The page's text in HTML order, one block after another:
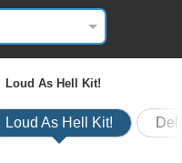
Loud As Hell Kit!
Loud As Hell Kit!